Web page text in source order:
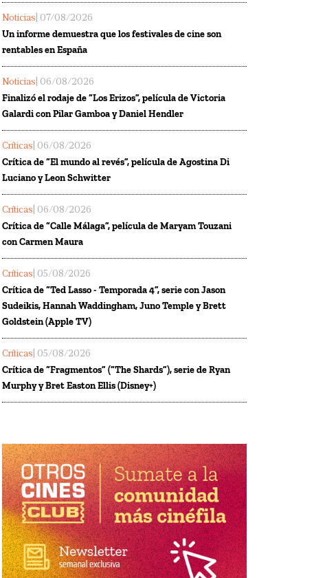
Noticias | 07/08/2026
Un informe demuestra que los festivales de cine son
rentables en España
Noticias | 06/08/2026
Finalizó el rodaje de “Los Erizos”, película de Victoria
Galardi con Pilar Gamboa y Daniel Hendler
Críticas | 06/08/2026
Crítica de “El mundo al revés”, película de Agostina Di
Luciano y Leon Schwitter
Críticas | 06/08/2026
Crítica de “Calle Málaga”, película de Maryam Touzani
con Carmen Maura
Críticas | 05/08/2026
Crítica de “Ted Lasso - Temporada 4”, serie con Jason
Sudeikis, Hannah Waddingham, Juno Temple y Brett
Goldstein (Apple TV)
Críticas | 05/08/2026
Crítica de “Fragmentos” (“The Shards”), serie de Ryan
Murphy y Bret Easton Ellis (Disney+)